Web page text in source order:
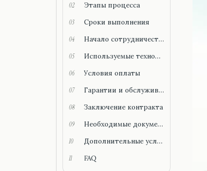
02 Этапы процесса
03 Сроки выполнения
04 Начало сотрудничества
05 Используемые технологии
06 Условия оплаты
07 Гарантии и обслуживание
08 Заключение контракта
09 Необходимые документы
10 Дополнительные услуги
11 FAQ